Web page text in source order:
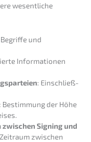
wesent­li­che
und
Infor­ma­tio­nen
: Einschließ­
: Bestim­mung der Höhe
Signing und
zwischen